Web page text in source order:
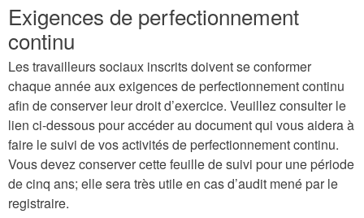
Exigences de perfectionnement
continu
Les travailleurs sociaux inscrits doivent se conformer
chaque année aux exigences de perfectionnement continu
afin de conserver leur droit d’exercice. Veuillez consulter le
lien ci-dessous pour accéder au document qui vous aidera à
faire le suivi de vos activités de perfectionnement continu.
Vous devez conserver cette feuille de suivi pour une période
de cinq ans; elle sera très utile en cas d’audit mené par le
registraire.